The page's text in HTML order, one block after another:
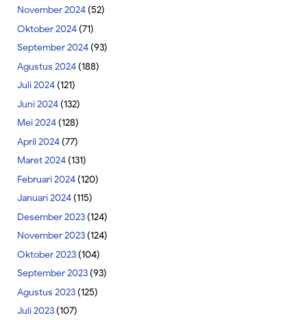
November 2024(52)
Oktober 2024(71)
September 2024(93)
Agustus 2024(188)
Juli 2024(121)
Juni 2024(132)
Mei 2024(128)
April 2024(77)
Maret 2024(131)
Februari 2024(120)
Januari 2024(115)
Desember 2023(124)
November 2023(124)
Oktober 2023(104)
September 2023(93)
Agustus 2023(125)
Juli 2023(107)